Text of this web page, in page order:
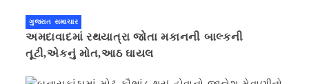
ગુજરાત સમાચાર
અમદાવાદમાં રથયાત્રા જોતા મકાનની બાલ્કની
તૂટી,એકનું મોત,આઠ ઘાયલ